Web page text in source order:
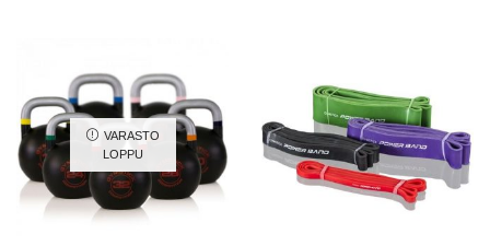
VARASTO
LOPPU